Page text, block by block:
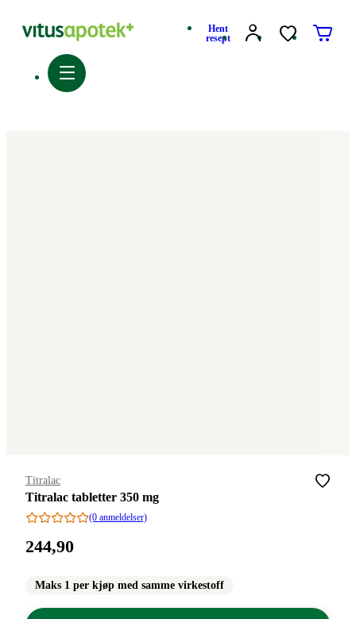
Hent
resept
Merke:
Titralac
Titralac tabletter 350 mg
(0 anmeldelser)
Pris:
kroner.
244,90
Maks 1 per kjøp med samme virkestoff